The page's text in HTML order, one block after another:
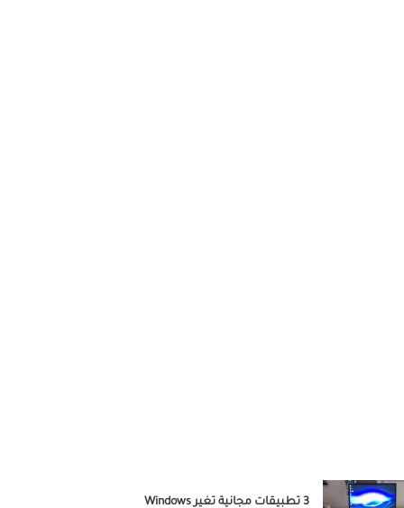
3 تطبيقات مجانية تغير Windows